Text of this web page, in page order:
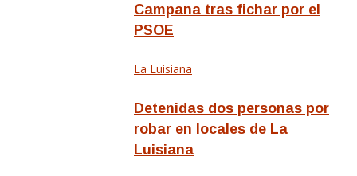
Campana tras fichar por el
PSOE
La Luisiana
Detenidas dos personas por
robar en locales de La
Luisiana